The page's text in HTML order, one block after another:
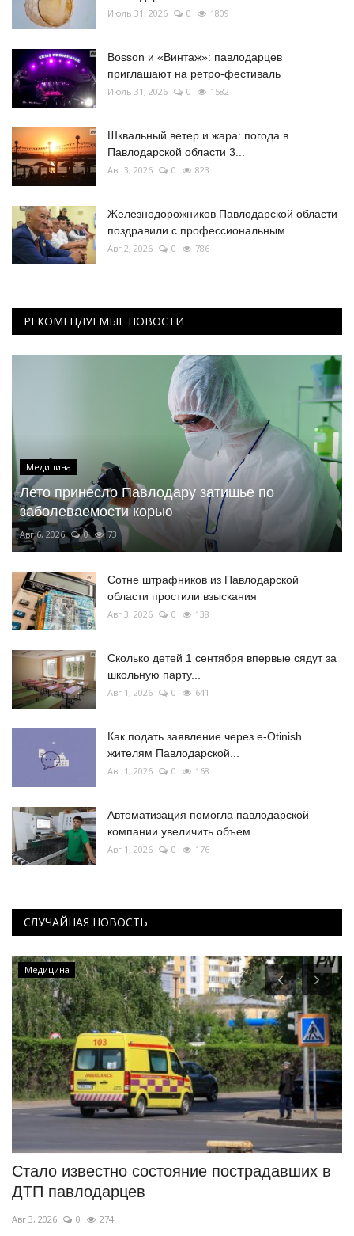
Июль 31, 2026 0 1809
Bosson и «Винтаж»: павлодарцев
приглашают на ретро-фестиваль
Июль 31, 2026 0 1582
Шквальный ветер и жара: погода в
Павлодарской области 3...
Авг 3, 2026 0 823
Железнодорожников Павлодарской области
поздравили с профессиональным...
Авг 2, 2026 0 786
РЕКОМЕНДУЕМЫЕ НОВОСТИ
Медицина
Лето принесло Павлодару затишье по
заболеваемости корью
Авг 6, 2026 0 73
Сотне штрафников из Павлодарской
области простили взыскания
Авг 3, 2026 0 138
Сколько детей 1 сентября впервые сядут за
школьную парту...
Авг 1, 2026 0 641
Как подать заявление через e-Otinish
жителям Павлодарской...
Авг 1, 2026 0 168
Автоматизация помогла павлодарской
компании увеличить объем...
Авг 1, 2026 0 176
СЛУЧАЙНАЯ НОВОСТЬ
Медицина
Стало известно состояние пострадавших в
ДТП павлодарцев
Авг 3, 2026 0 274